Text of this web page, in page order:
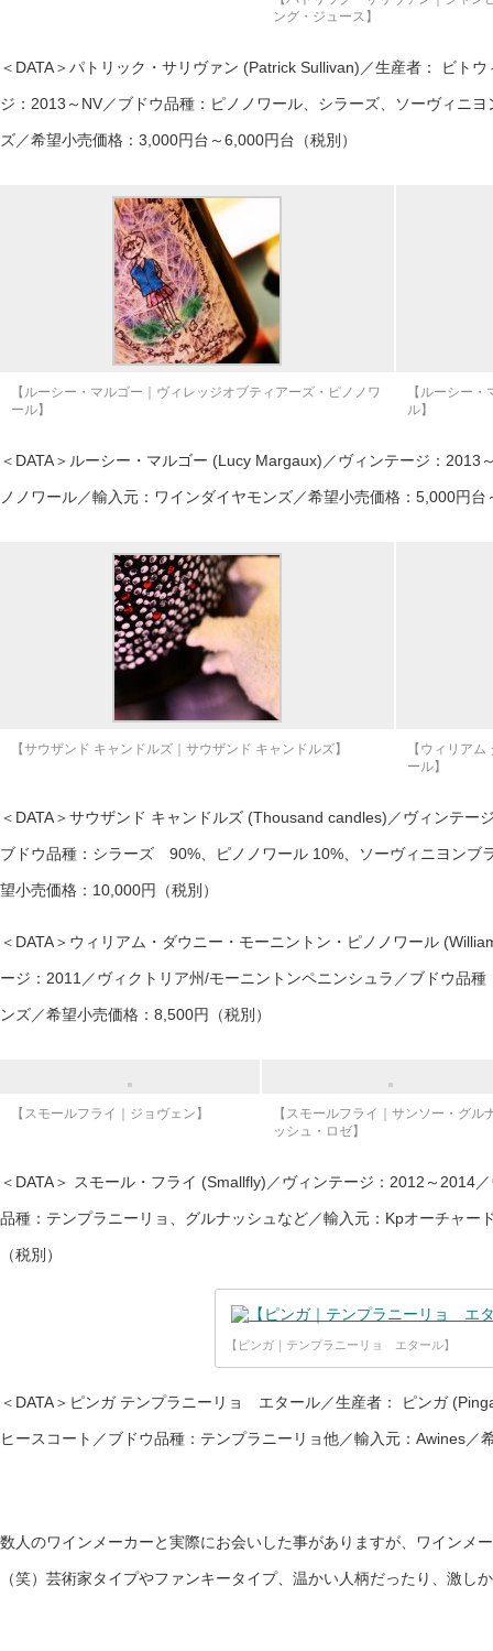
ング・ジュース】
＜DATA＞パトリック・サリヴァン (Patrick Sullivan)／生産者： ビト
ジ：2013～NV／ブドウ品種：ピノノワール、シラーズ、ソーヴィニ
ズ／希望小売価格：3,000円台～6,000円台（税別）
【ルーシー・マルゴー｜ヴィレッジオブティアーズ・ピノノワ
ール】
【ルーシー
ル】
＜DATA＞ルーシー・マルゴー (Lucy Margaux)／ヴィンテージ：2013
ノノワール／輸入元：ワインダイヤモンズ／希望小売価格：5,000円
【サウザンド キャンドルズ｜サウザンド キャンドルズ】
【ウィリア
ール】
＜DATA＞サウザンド キャンドルズ (Thousand candles)／ヴィンテー
ブドウ品種：シラーズ 90%、ピノノワール 10%、ソーヴィニヨンブ
望小売価格：10,000円（税別）
＜DATA＞ウィリアム・ダウニー・モーニントン・ピノノワール
ージ：2011／ヴィクトリア州/モーニントンペニンシュラ／ブドウ品
ンズ／希望小売価格：8,500円（税別）
【スモールフライ｜ジョヴェン】
【スモールフライ｜サンソー・グル
ッシュ・ロゼ】
＜DATA＞ スモール・フライ (Smallfly)／ヴィンテージ：2012～2014
品種：テンプラニーリョ、グルナッシュなど／輸入元：Kpオーチャー
（税別）
【ピンガ｜テンプラニーリョ エタール】
＜DATA＞ピンガ テンプラニーリョ エタール／生産者： ピンガ
ヒースコート／ブドウ品種：テンプラニーリョ他／輸入元：Awines／
数人のワインメーカーと実際にお会いした事がありますが、ワインメ
（笑）芸術家タイプやファンキータイプ、温かい人柄だったり、激し